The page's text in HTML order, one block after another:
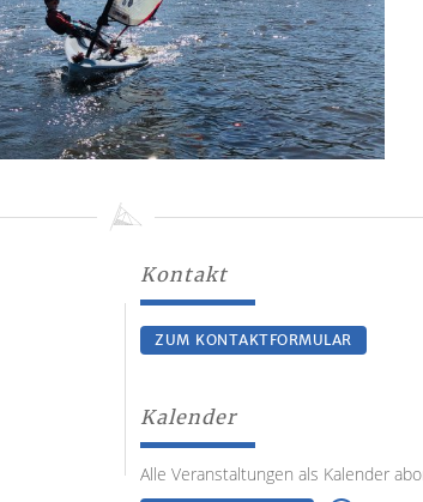
Kontakt
ZUM KONTAKTFORMULAR
Kalender
Alle Veranstaltungen als Kalender